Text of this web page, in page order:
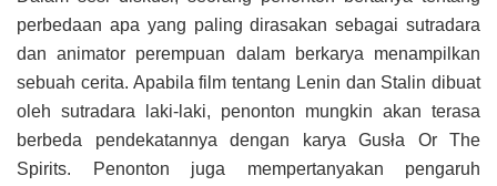
perbedaan apa yang paling dirasakan sebagai sutradara
dan animator perempuan dalam berkarya menampilkan
sebuah cerita. Apabila film tentang Lenin dan Stalin dibuat
oleh sutradara laki-laki, penonton mungkin akan terasa
berbeda pendekatannya dengan karya Gusła Or The
Spirits. Penonton juga mempertanyakan pengaruh